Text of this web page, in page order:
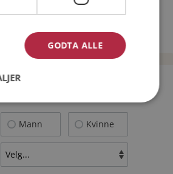
gratis!
Mann Kvinne
GODTA ALLE